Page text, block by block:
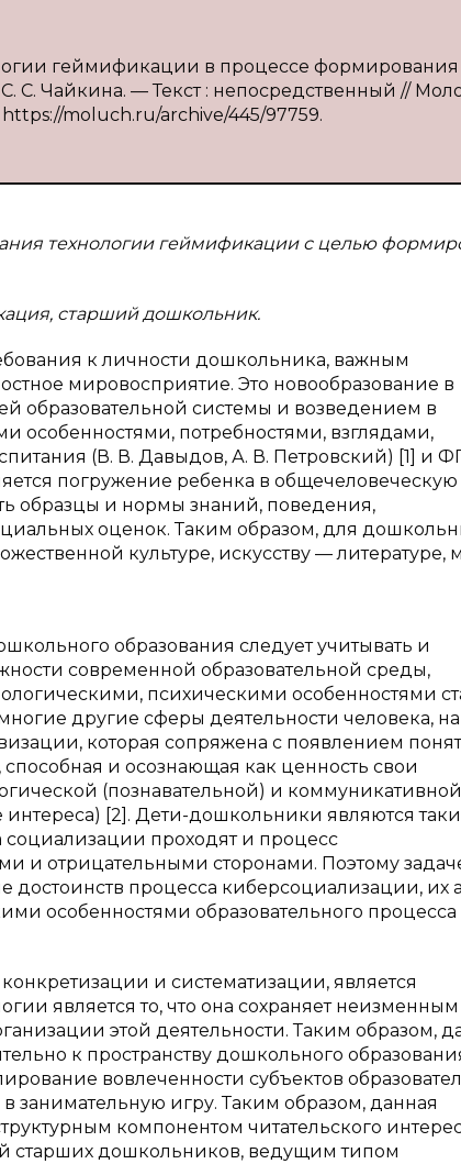
геймификации в процессе формирования
С. Чайкина. — Текст : непосредственный //
moluch.ru/archive/445/97759.
технологии геймификации с целью
старший дошкольник.
к личности дошкольника, важным
мировосприятие. Это новообразование в
образовательной системы и возведением в
особенностями, потребностями, взглядами,
(В. В. Давыдов, А. В. Петровский) [1] и
погружение ребенка в общечеловеческую
образцы и нормы знаний, поведения,
оценок. Таким образом, для
культуре, искусству — литературе,
образования следует учитывать и
современной образовательной среды,
психическими особенностями
другие сферы деятельности человека, на
которая сопряжена с появлением
способная и осознающая как ценность свои
(познавательной) и коммуникативной
[2]. Дети-дошкольники являются
проходят и процесс
и отрицательными сторонами. Поэтому
достоинств процесса киберсоциализации, их
особенностями образовательного процесса
и систематизации, является
является то, что она сохраняет неизменным
этой деятельности. Таким образом,
к пространству дошкольного
вовлеченности субъектов
занимательную игру. Таким образом, данная
компонентом читательского
старших дошкольников, ведущим типом